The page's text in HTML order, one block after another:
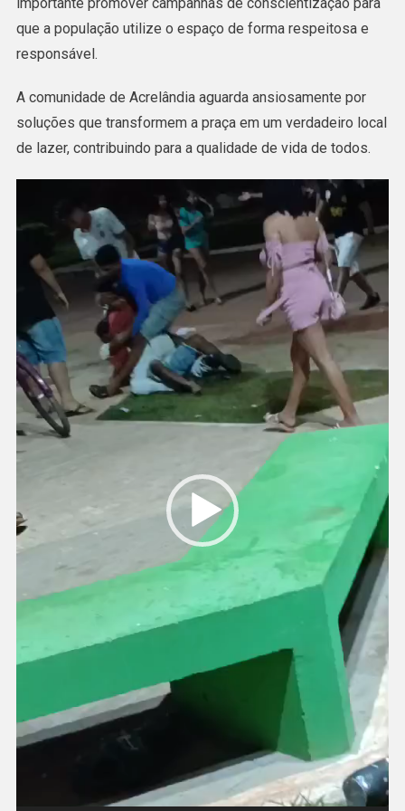
que a população utilize o espaço de forma respeitosa e
responsável.
A comunidade de Acrelândia aguarda ansiosamente por
soluções que transformem a praça em um verdadeiro local
de lazer, contribuindo para a qualidade de vida de todos.
vídeo